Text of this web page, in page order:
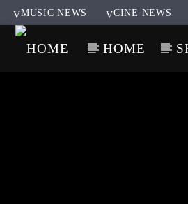
MUSIC NEWS CINE NEWS
HOME